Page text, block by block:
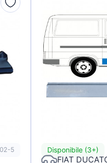
5 Disponibile (3+)
FIAT